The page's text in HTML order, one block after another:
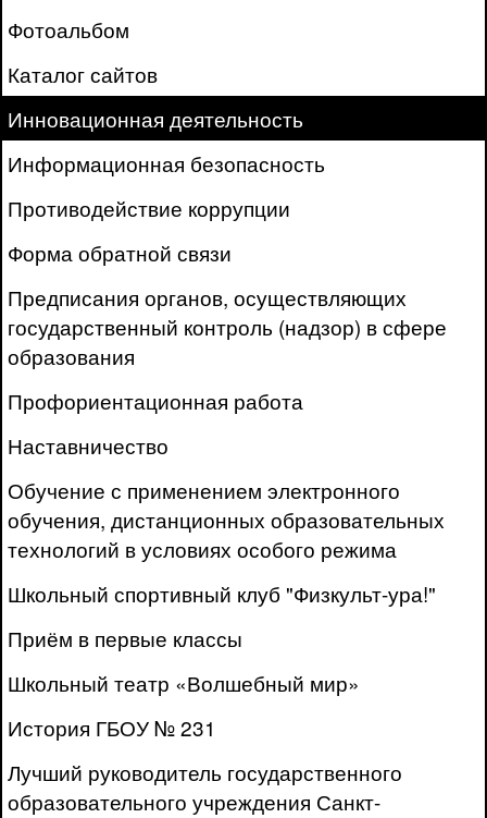
Фотоальбом
Каталог сайтов
Инновационная деятельность
Информационная безопасность
Противодействие коррупции
Форма обратной связи
Предписания органов, осуществляющих
государственный контроль (надзор) в сфере
образования
Профориентационная работа
Наставничество
Обучение с применением электронного
обучения, дистанционных образовательных
технологий в условиях особого режима
Школьный спортивный клуб "Физкульт-ура!"
Приём в первые классы
Школьный театр «Волшебный мир»
История ГБОУ № 231
Лучший руководитель государственного
образовательного учреждения Санкт-